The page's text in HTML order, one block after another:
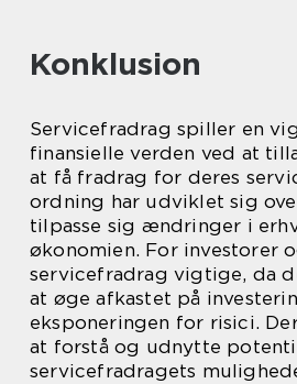
Konklusion
Servicefradrag spiller en
finansielle verden ved at
at få fradrag for deres
ordning har udviklet sig
tilpasse sig ændringer i
økonomien. For investorer
servicefradrag vigtige, da
at øge afkastet på
eksponeringen for risici.
at forstå og udnytte
servicefradragets